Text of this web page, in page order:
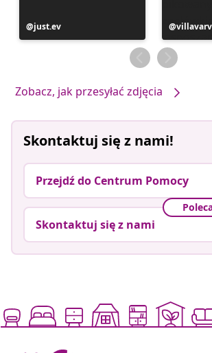
Post
opublikowany
just.ev
Post
przez
Zobacz, jak przesyłać zdjęcia
Skontaktuj się z nami!
Przejdź do Centrum Pomocy
Skontaktuj się z nami